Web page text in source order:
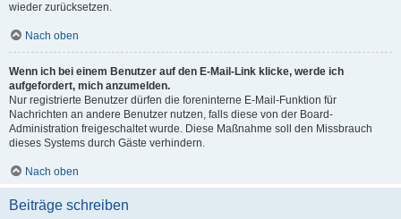
wieder zurücksetzen.
Nach oben
Wenn ich bei einem Benutzer auf den E-Mail-Link klicke, werde ich
aufgefordert, mich anzumelden.
Nur registrierte Benutzer dürfen die foreninterne E-Mail-Funktion für
Nachrichten an andere Benutzer nutzen, falls diese von der Board-
Administration freigeschaltet wurde. Diese Maßnahme soll den Missbrauch
dieses Systems durch Gäste verhindern.
Nach oben
Beiträge schreiben